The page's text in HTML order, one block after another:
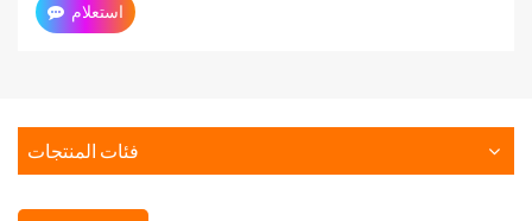
استعلام
فئات المنتجات